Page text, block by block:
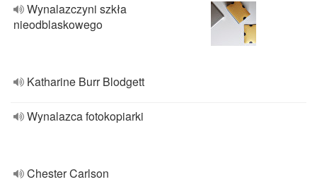
Wynalazczyni szkła
nieodblaskowego
Katharine Burr Blodgett
Wynalazca fotokopiarki
Chester Carlson